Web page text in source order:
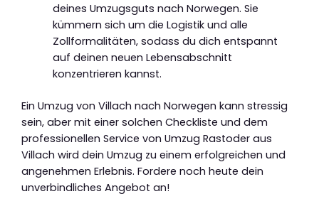
deines Umzugsguts nach Norwegen. Sie
kümmern sich um die Logistik und alle
Zollformalitäten, sodass du dich entspannt
auf deinen neuen Lebensabschnitt
konzentrieren kannst.
Ein Umzug von Villach nach Norwegen kann stressig
sein, aber mit einer solchen Checkliste und dem
professionellen Service von Umzug Rastoder aus
Villach wird dein Umzug zu einem erfolgreichen und
angenehmen Erlebnis. Fordere noch heute dein
unverbindliches Angebot an!